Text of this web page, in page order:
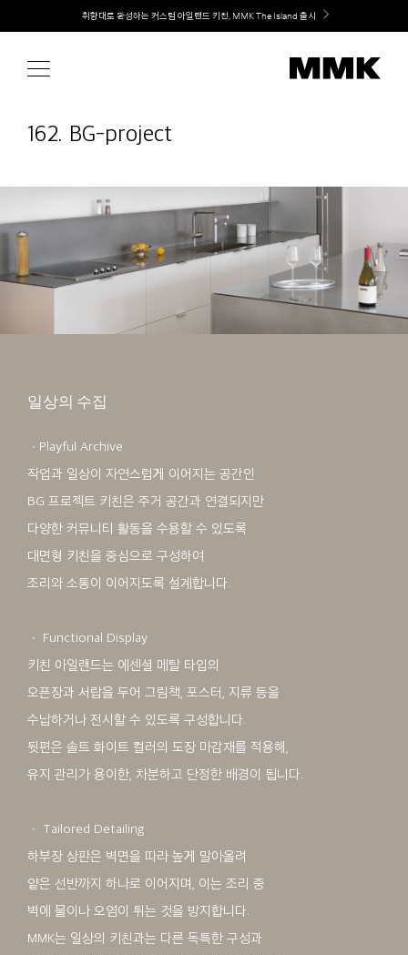
content
Welcome! 신규 회원가입 시 MMK Shop Coupon (총 60만원) 지급
162. BG-project
일상의 수집
ㆍPlayful Archive
작업과 일상이 자연스럽게 이어지는 공간인
BG 프로젝트 키친은 주거 공간과 연결되지만
다양한 커뮤니티 활동을 수용할 수 있도록
대면형 키친을 중심으로 구성하여
조리와 소통이 이어지도록 설계합니다.
ㆍ Functional Display
키친 아일랜드는 에센셜 메탈 타입의
오픈장과 서랍을 두어 그림책, 포스터, 지류 등을
수납하거나 전시할 수 있도록 구성합니다.
뒷편은 솔트 화이트 컬러의 도장 마감재를 적용해,
유지 관리가 용이한, 차분하고 단정한 배경이 됩니다.
ㆍ Tailored Detailing
하부장 상판은 벽면을 따라 높게 말아올려
얕은 선반까지 하나로 이어지며, 이는 조리 중
벽에 물이나 오염이 튀는 것을 방지합니다.
MMK는 일상의 키친과는 다른 독특한 구성과